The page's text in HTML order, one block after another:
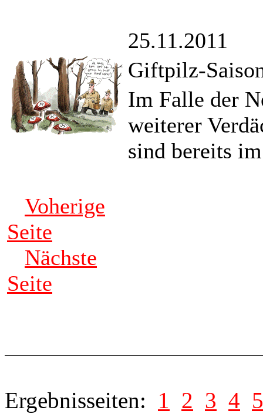
25.11.2011
Giftpilz-
Im Falle der
weiterer
sind bereits
Voherige
Seite
Nächste
Seite
Ergebnisseiten: 1 2 3 4 5